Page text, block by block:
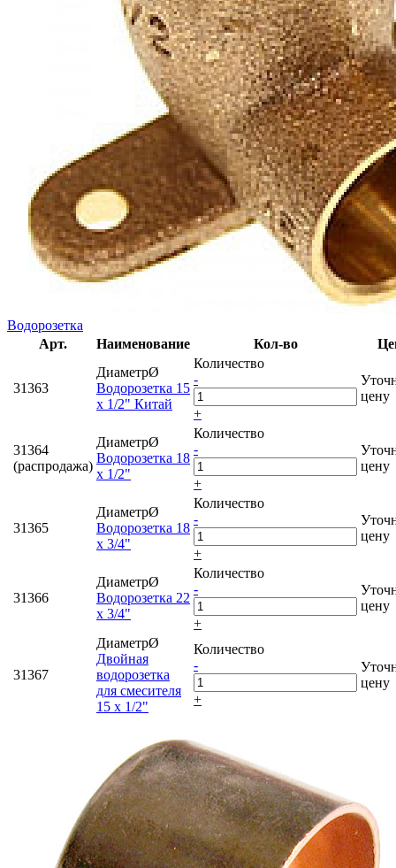
Водорозетка
Арт.
Наименование Кол-во
31363
ДиаметрØ
Водорозетка 15
х 1/2" Китай
Количество
-
+
цену
31364
(распродажа)
ДиаметрØ
Водорозетка 18
х 1/2"
Количество
-
+
цену
31365
ДиаметрØ
Водорозетка 18
х 3/4"
Количество
-
+
цену
31366
ДиаметрØ
Водорозетка 22
х 3/4"
Количество
-
+
цену
31367
ДиаметрØ
Двойная
водорозетка
для смесителя
15 х 1/2"
Количество
-
+
цену